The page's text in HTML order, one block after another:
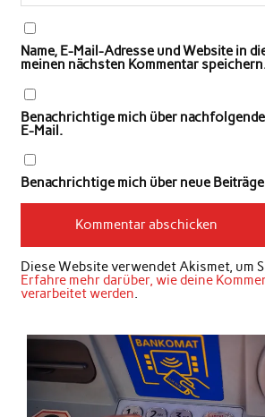
Name, E-Mail-Adresse und Website in
meinen nächsten Kommentar
Benachrichtige mich über
E-Mail.
Benachrichtige mich über neue
Diese Website verwendet Akismet, um
Erfahre mehr darüber, wie deine
verarbeitet werden.